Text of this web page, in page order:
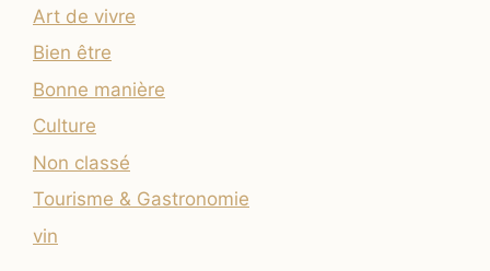
Art de vivre
Bien être
Bonne manière
Culture
Non classé
Tourisme & Gastronomie
vin